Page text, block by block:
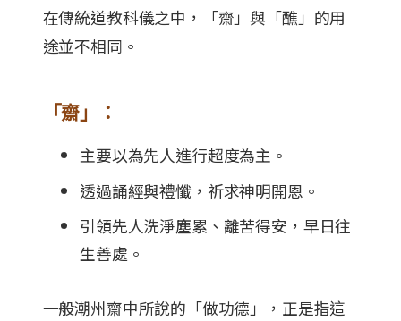
在傳統道教科儀之中，「齋」與「醮」的用
途並不相同。
「齋」：
主要以為先人進行超度為主。
透過誦經與禮懺，祈求神明開恩。
引領先人洗淨塵累、離苦得安，早日往
生善處。
一般潮州齋中所說的「做功德」，正是指這